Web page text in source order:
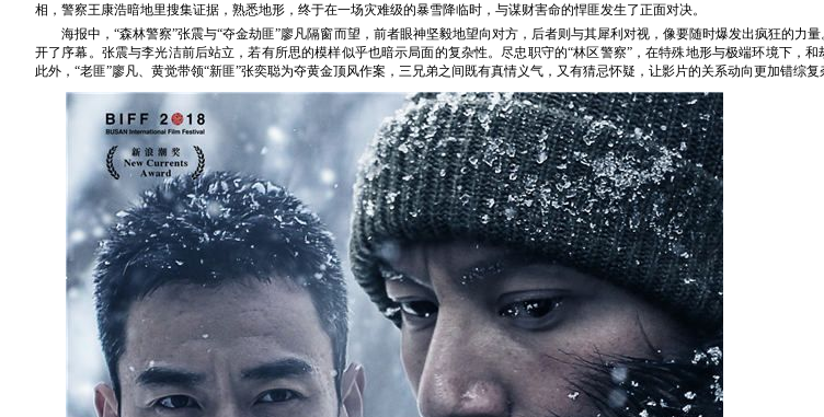
相，警察王康浩暗地里搜集证据，熟悉地形，终于在一场灾难级的暴雪降临时，与谋财害命的悍匪发生了正面对决。
海报中，“森林警察”张震与“夺金劫匪”廖凡隔窗而望，前者眼神坚毅地望向对方，后者则与其犀利对视，像要随时爆发出疯狂的力
开了序幕。张震与李光洁前后站立，若有所思的模样似乎也暗示局面的复杂性。尽忠职守的“林区警察”，在特殊地形与极端环境下，和
此外， “老匪”廖凡、黄觉带领“新匪”张奕聪为夺黄金顶风作案，三兄弟之间既有真情义气，又有猜忌怀疑，让影片的关系动向更加错综复